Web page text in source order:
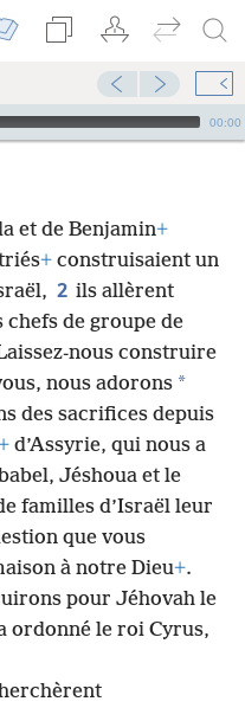
00:00
et de Benjamin+
+ construisaient un
2 ils allèrent
de groupe de
nous construire
nous adorons *
des sacrifices depuis
d’Assyrie, qui nous a
Jéshoua et le
familles d’Israël leur
que vous
à notre Dieu+.
pour Jéhovah le
ordonné le roi Cyrus,